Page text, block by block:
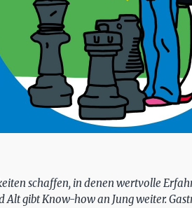
schaffen, in denen wertvolle
Alt gibt Know-how an Jung weiter.